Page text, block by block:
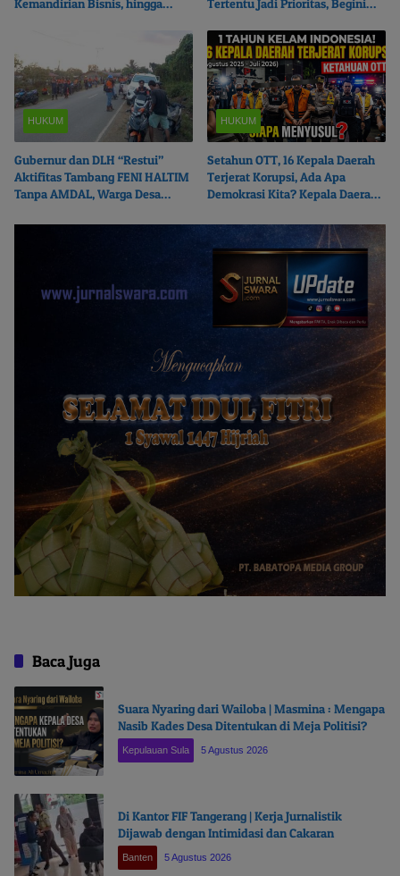
HUKUM
Gubernur dan DLH “Restui”
Aktifitas Tambang FENI HALTIM
Tanpa AMDAL, Warga Desa
HUKUM
Setahun OTT, 16 Kepala Daerah
Terjerat Korupsi, Ada Apa
Demokrasi Kita? Kepala Daerah
Baca Juga
Suara Nyaring dari Wailoba | Masmina : Mengapa
Nasib Kades Desa Ditentukan di Meja Politisi?
Kepulauan Sula 5 Agustus 2026
Di Kantor FIF Tangerang | Kerja Jurnalistik
Dijawab dengan Intimidasi dan Cakaran
Banten 5 Agustus 2026